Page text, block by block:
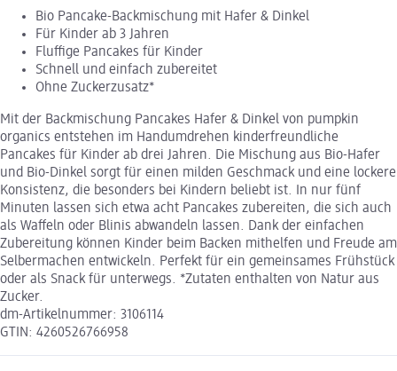
Bio Pancake-Backmischung mit Hafer & Dinkel
Für Kinder ab 3 Jahren
Fluffige Pancakes für Kinder
Schnell und einfach zubereitet
Ohne Zuckerzusatz*
Mit der Backmischung Pancakes Hafer & Dinkel von pumpkin
organics entstehen im Handumdrehen kinderfreundliche
Pancakes für Kinder ab drei Jahren. Die Mischung aus Bio-Hafer
und Bio-Dinkel sorgt für einen milden Geschmack und eine lockere
Konsistenz, die besonders bei Kindern beliebt ist. In nur fünf
Minuten lassen sich etwa acht Pancakes zubereiten, die sich auch
als Waffeln oder Blinis abwandeln lassen. Dank der einfachen
Zubereitung können Kinder beim Backen mithelfen und Freude am
Selbermachen entwickeln. Perfekt für ein gemeinsames Frühstück
oder als Snack für unterwegs. *Zutaten enthalten von Natur aus
Zucker.
dm-Artikelnummer: 3106114
GTIN: 4260526766958